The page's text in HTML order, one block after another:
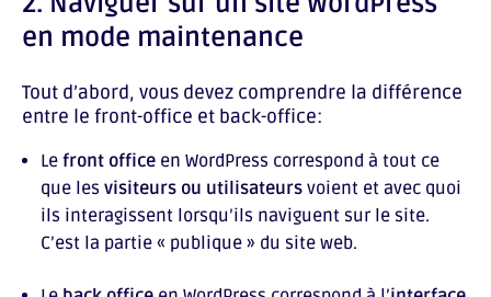
en mode maintenance
Tout d’abord, vous devez comprendre la différence
entre le front-office et back-office:
Le front office en WordPress correspond à tout ce
que les visiteurs ou utilisateurs voient et avec quoi
ils interagissent lorsqu’ils naviguent sur le site.
C’est la partie « publique » du site web.